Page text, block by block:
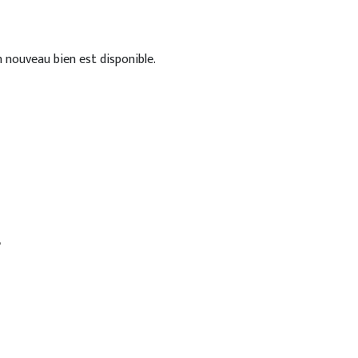
bien est disponible.